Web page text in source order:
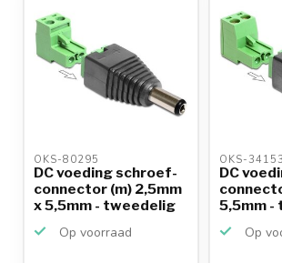
OKS-80295
DC voeding schroef-
connector (m) 2,5mm
x 5,5mm - tweedelig
Op voorraad
OKS-34153
DC
5,5mm
Op